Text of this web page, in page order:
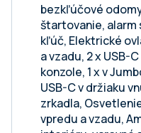
bezkľúčové
štartovanie, alarm
kľúč, Elektrické
a vzadu, 2 x USB-
konzole, 1 x v
USB-C v držiaku
zrkadla,
vpredu a vzadu,